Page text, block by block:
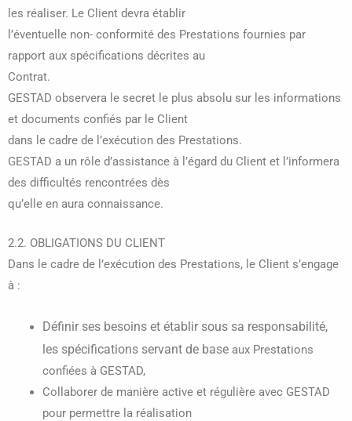
les réaliser. Le Client devra établir
l’éventuelle non- conformité des Prestations fournies par
rapport aux spécifications décrites au
Contrat.
GESTAD observera le secret le plus absolu sur les informations
et documents confiés par le Client
dans le cadre de l’exécution des Prestations.
GESTAD a un rôle d’assistance à l’égard du Client et l’informera
des difficultés rencontrées dès
qu’elle en aura connaissance.
2.2. OBLIGATIONS DU CLIENT
Dans le cadre de l’exécution des Prestations, le Client s’engage
à :
Définir ses besoins et établir sous sa responsabilité,
les spécifications servant de base aux Prestations
confiées à GESTAD,
Collaborer de manière active et régulière avec GESTAD
pour permettre la réalisation